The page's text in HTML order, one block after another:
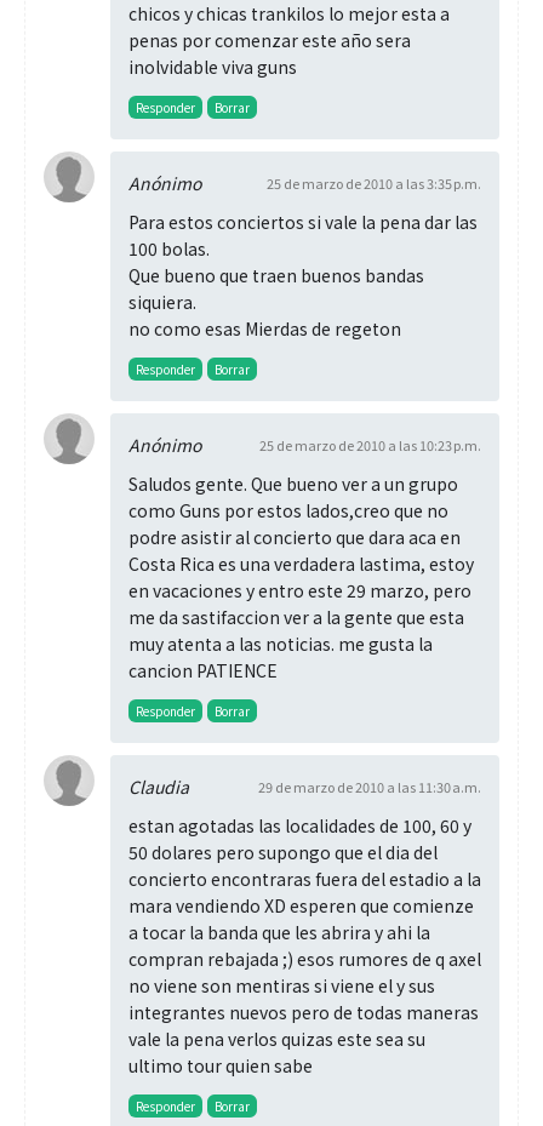
chicos y chicas trankilos lo mejor esta a
penas por comenzar este año sera
inolvidable viva guns
Responder Borrar
Anónimo 25 de marzo de 2010 a las 3:35 p.m.
Para estos conciertos si vale la pena dar las
100 bolas.
Que bueno que traen buenos bandas
siquiera.
no como esas Mierdas de regeton
Responder Borrar
Anónimo 25 de marzo de 2010 a las 10:23 p.m.
Saludos gente. Que bueno ver a un grupo
como Guns por estos lados,creo que no
podre asistir al concierto que dara aca en
Costa Rica es una verdadera lastima, estoy
en vacaciones y entro este 29 marzo, pero
me da sastifaccion ver a la gente que esta
muy atenta a las noticias. me gusta la
cancion PATIENCE
Responder Borrar
Claudia 29 de marzo de 2010 a las 11:30 a.m.
estan agotadas las localidades de 100, 60 y
50 dolares pero supongo que el dia del
concierto encontraras fuera del estadio a la
mara vendiendo XD esperen que comienze
a tocar la banda que les abrira y ahi la
compran rebajada ;) esos rumores de q axel
no viene son mentiras si viene el y sus
integrantes nuevos pero de todas maneras
vale la pena verlos quizas este sea su
ultimo tour quien sabe
Responder Borrar